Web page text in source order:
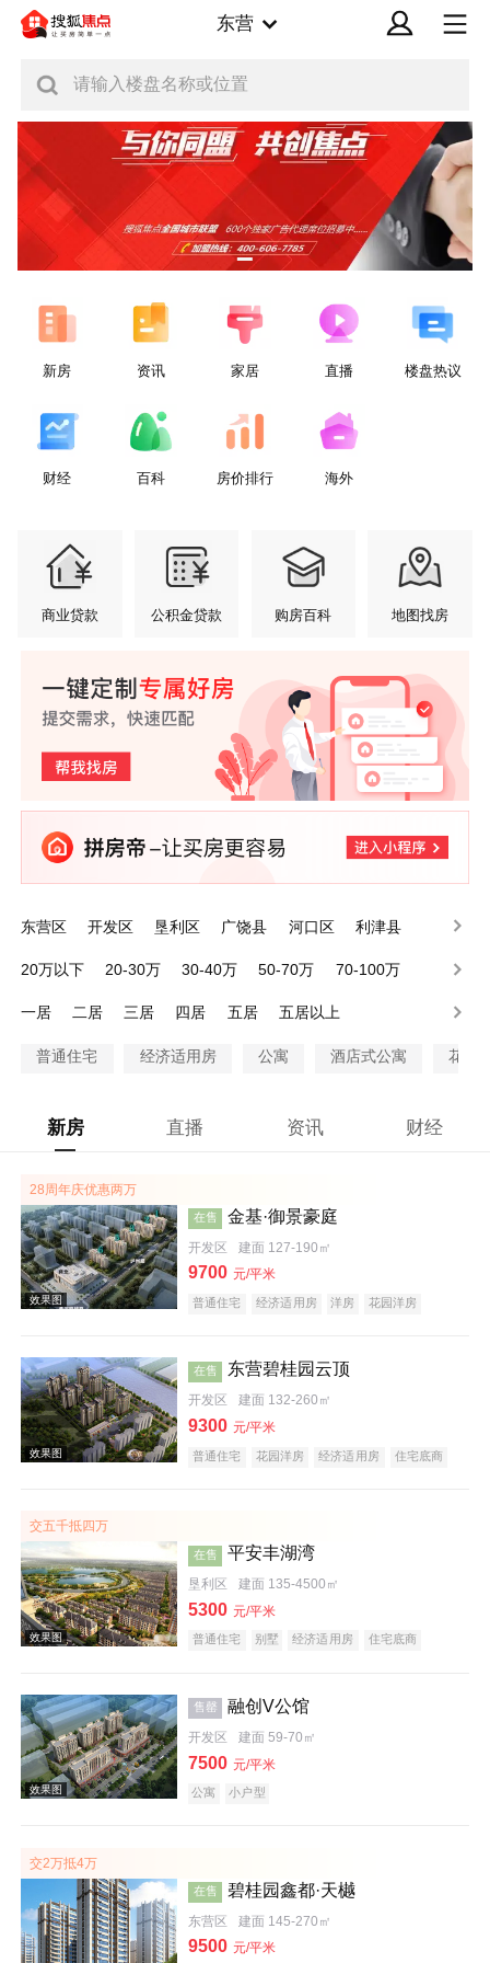
东营
请输入楼盘名称或位置
新房 资讯 家居 直播 楼盘热议
财经 百科 房价排行 海外
商业贷款 公积金贷款 购房百科 地图找房
东营区 开发区 垦利区 广饶县 河口区 利津县
20万以下 20-30万 30-40万 50-70万
70-100万
一居
二居 三居 四居 五居 五居以上
普通住宅 经济适用房 公寓 酒店式公寓 花园
新房 直播 资讯 财经
28周年庆优惠两万
效果图
在售 金基·御景豪庭
开发区 建面 127-190㎡
9700 元/平米
普通住宅 经济适用房 洋房
花园洋房
河景地产
大平层 名企盘
效果图
在售 东营碧桂园云顶
开发区 建面 132-260㎡
9300 元/平米
普通住宅 花园洋房 经济适用房
住宅底商
交五千抵四万
在售 平安丰湖湾
垦利区 建面 135-4500㎡
5300 元/平米
普通住宅 别墅 经济适用房
住宅底商
售罄 融创V公馆
开发区 建面 59-70㎡
7500 元/平米
公寓 小户型
交2万抵4万
在售 碧桂园鑫都·天樾
东营区 建面 145-270㎡
9500 元/平米